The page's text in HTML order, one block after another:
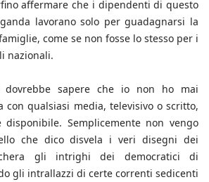
affermare che i dipendenti di questo
lavorano solo per guadagnarsi la
come se non fosse lo stesso per i
nazionali.
dovrebbe sapere che io non ho mai
con qualsiasi media, televisivo o scritto,
Semplicemente non vengo
che dico disvela i veri disegni dei
gli intrighi dei democratici di
gli intrallazzi di certe correnti sedicenti